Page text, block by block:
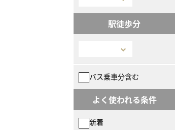
駅徒歩分
バス乗車分含む
よく使われる条件
新着